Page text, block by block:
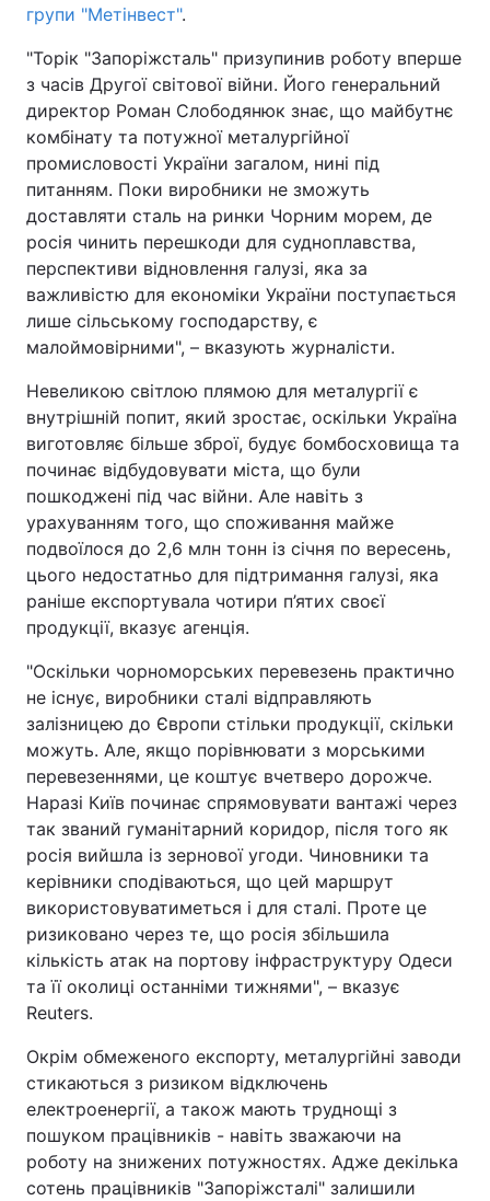
групи "Метінвест".
"Торік "Запоріжсталь" призупинив роботу вперше
з часів Другої світової війни. Його генеральний
директор Роман Слободянюк знає, що майбутнє
комбінату та потужної металургійної
промисловості України загалом, нині під
питанням. Поки виробники не зможуть
доставляти сталь на ринки Чорним морем, де
росія чинить перешкоди для судноплавства,
перспективи відновлення галузі, яка за
важливістю для економіки України поступається
лише сільському господарству, є
малоймовірними", – вказують журналісти.
Невеликою світлою плямою для металургії є
внутрішній попит, який зростає, оскільки Україна
виготовляє більше зброї, будує бомбосховища та
починає відбудовувати міста, що були
пошкоджені під час війни. Але навіть з
урахуванням того, що споживання майже
подвоїлося до 2,6 млн тонн із січня по вересень,
цього недостатньо для підтримання галузі, яка
раніше експортувала чотири п’ятих своєї
продукції, вказує агенція.
"Оскільки чорноморських перевезень практично
не існує, виробники сталі відправляють
залізницею до Європи стільки продукції, скільки
можуть. Але, якщо порівнювати з морськими
перевезеннями, це коштує вчетверо дорожче.
Наразі Київ починає спрямовувати вантажі через
так званий гуманітарний коридор, після того як
росія вийшла із зернової угоди. Чиновники та
керівники сподіваються, що цей маршрут
використовуватиметься і для сталі. Проте це
ризиковано через те, що росія збільшила
кількість атак на портову інфраструктуру Одеси
та її околиці останніми тижнями", – вказує
Reuters.
Окрім обмеженого експорту, металургійні заводи
стикаються з ризиком відключень
електроенергії, а також мають труднощі з
пошуком працівників - навіть зважаючи на
роботу на знижених потужностях. Адже декілька
сотень працівників "Запоріжсталі" залишили